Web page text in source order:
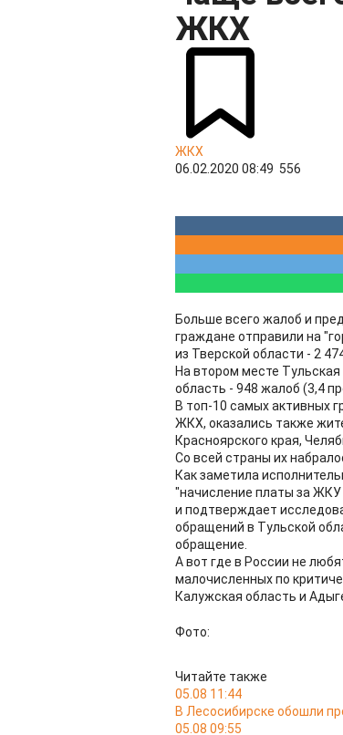
ЖКХ
ЖКХ
06.02.2020 08:49 556
Больше всего жалоб и
граждане отправили на
из Тверской области - 2
На втором месте
область - 948 жалоб (3,4
В топ-10 самых активных
ЖКХ, оказались также
Красноярского края,
Со всей страны их
Как заметила
"начисление платы за
и подтверждает
обращений в Тульской
обращение.
А вот где в России не
малочисленных по
Калужская область и
Фото:
Читайте также
05.08 11:44
В Лесосибирске обошли
05.08 09:55